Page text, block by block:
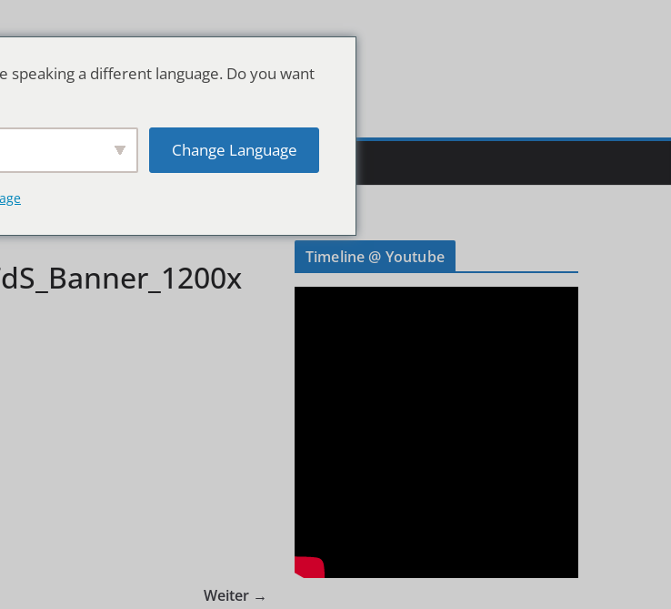
Weiter →
Timeline @ Youtube
speaking a different language. Do you want
Change Language